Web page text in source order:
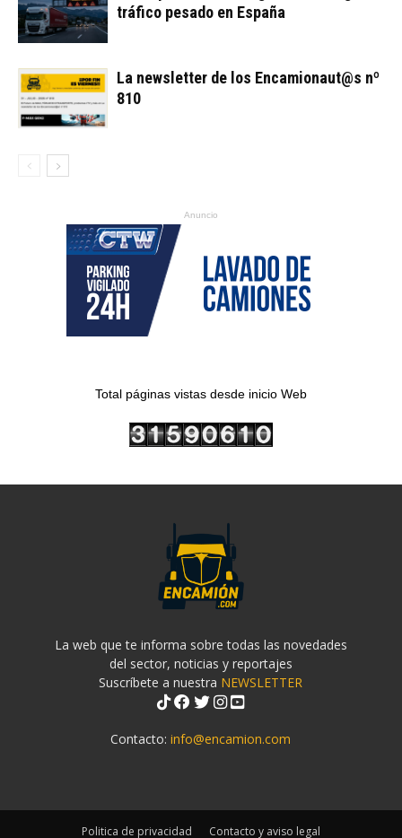
tráfico pesado en España
La newsletter de los Encamionaut@s nº
810
Anuncio
Total páginas vistas desde inicio Web
La web que te informa sobre todas las novedades
del sector, noticias y reportajes
Suscríbete a nuestra NEWSLETTER
Contacto:info@encamion.com
Politica de privacidad Contacto y aviso legal